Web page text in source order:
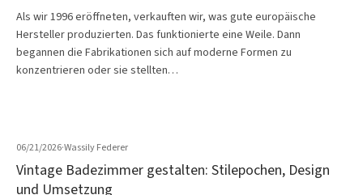
Als wir 1996 eröffneten, verkauften wir, was gute europäische
Hersteller produzierten. Das funktionierte eine Weile. Dann
begannen die Fabrikationen sich auf moderne Formen zu
konzentrieren oder sie stellten…
06/21/2026·Wassily Federer
Vintage Badezimmer gestalten: Stilepochen, Design
und Umsetzung